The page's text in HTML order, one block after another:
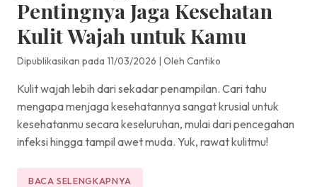
Pentingnya Jaga Kesehatan
Kulit Wajah untuk Kamu
Dipublikasikan pada 11/03/2026 | Oleh Cantiko
Kulit wajah lebih dari sekadar penampilan. Cari tahu
mengapa menjaga kesehatannya sangat krusial untuk
kesehatanmu secara keseluruhan, mulai dari pencegahan
infeksi hingga tampil awet muda. Yuk, rawat kulitmu!
BACA SELENGKAPNYA